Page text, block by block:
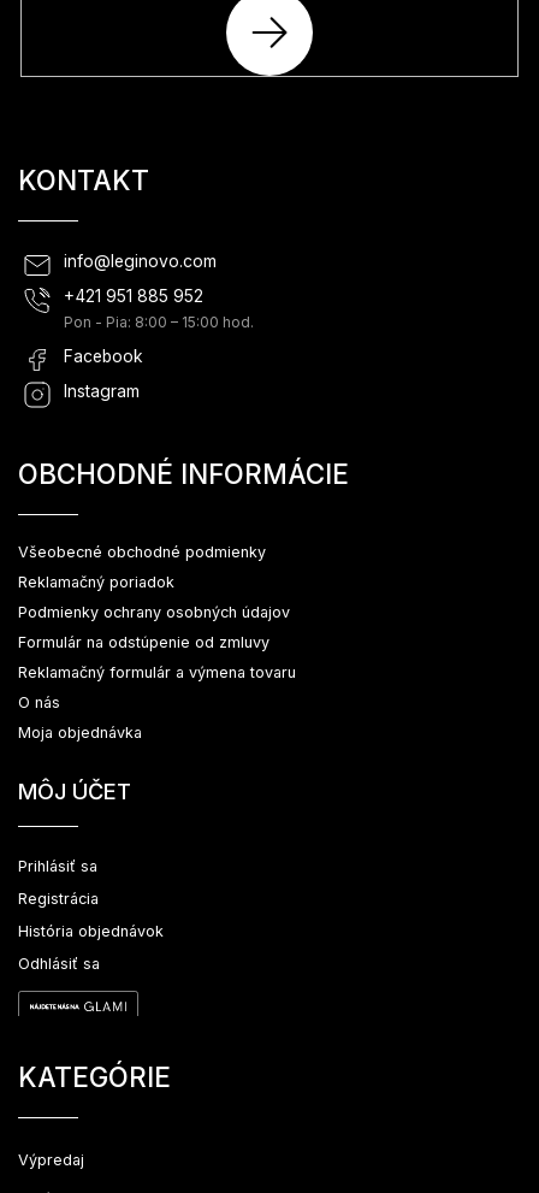
PRIHLÁSIŤ
SA
KONTAKT
info@ leginovo.com
+421 951 885 952
Pon - Pia: 8:00 – 15:00 hod.
Facebook
Instagram
OBCHODNÉ INFORMÁCIE
Všeobecné obchodné podmienky
Reklamačný poriadok
Podmienky ochrany osobných údajov
Formulár na odstúpenie od zmluvy
Reklamačný formulár a výmena tovaru
O nás
Moja objednávka
MÔJ ÚČET
Prihlásiť sa
Registrácia
História objednávok
Odhlásiť sa
KATEGÓRIE
Výpredaj